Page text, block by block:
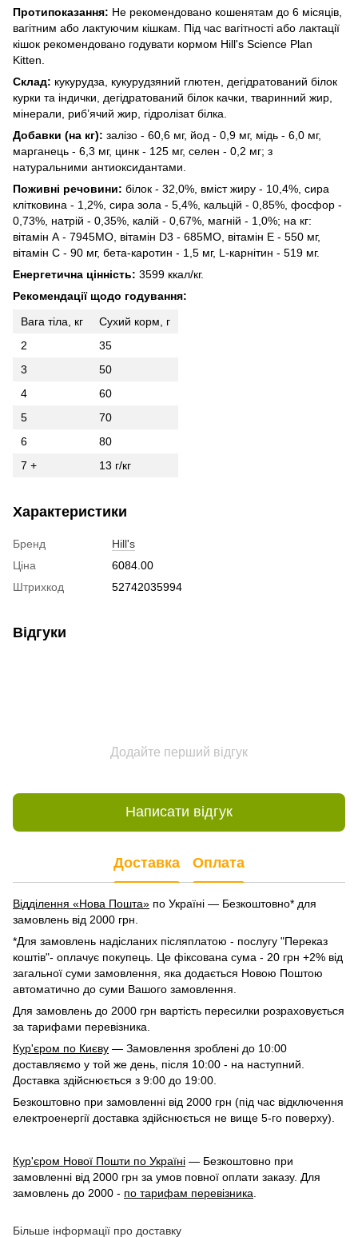
Протипоказання: Не рекомендовано кошенятам до 6 місяців,
вагітним або лактуючим кішкам. Під час вагітності або лактації
кішок рекомендовано годувати кормом Hill's Science Plan
Kitten.
Склад: кукурудза, кукурудзяний глютен, дегідратований білок
курки та індички, дегідратований білок качки, тваринний жир,
мінерали, риб’ячий жир, гідролізат білка.
Добавки (на кг): залізо - 60,6 мг, йод - 0,9 мг, мідь - 6,0 мг,
марганець - 6,3 мг, цинк - 125 мг, селен - 0,2 мг; з
натуральними антиоксидантами.
Поживні речовини: білок - 32,0%, вміст жиру - 10,4%, сира
клітковина - 1,2%, сира зола - 5,4%, кальцій - 0,85%, фосфор -
0,73%, натрій - 0,35%, калій - 0,67%, магній - 1,0%; на кг:
вітамін А - 7945МO, вітамін D3 - 685МO, вітамін E - 550 мг,
вітамін C - 90 мг, бета-каротин - 1,5 мг, L-карнітин - 519 мг.
Енергетична цінність: 3599 ккал/кг.
Рекомендації щодо годування:
Вага тіла, кг
Сухий корм, г
2
35
3
50
4
60
5
70
6
80
7 +
13 г/кг
Характеристики
Бренд
Hill's
Ціна
6084.00
Штрихкод
52742035994
Відгуки
Додайте перший відгук
Написати відгук
Доставка Оплата
Відділення «Нова Пошта» по Україні — Безкоштовно* для
замовлень від 2000 грн.
*Для замовлень надісланих післяплатою - послугу "Переказ
коштів"- оплачує покупець. Це фіксована сума - 20 грн +2% від
загальної суми замовлення, яка додається Новою Поштою
автоматично до суми Вашого замовлення.
Для замовлень до 2000 грн вартість пересилки розраховується
за тарифами перевізника.
Кур'єром по Києву — Замовлення зроблені до 10:00
доставляємо у той же день, після 10:00 - на наступний.
Доставка здійснюється з 9:00 до 19:00.
Безкоштовно при замовленні від 2000 грн (під час відключення
електроенергії доставка здійснюється не вище 5-го поверху).
Кур'єром Нової Пошти по Україні — Безкоштовно при
замовленні від 2000 грн за умов повної оплати заказу. Для
замовлень до 2000 - по тарифам перевізника
Більше інформації про доставку